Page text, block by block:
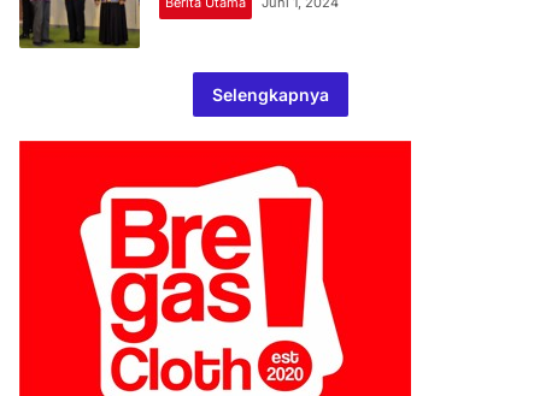
Selengkapnya